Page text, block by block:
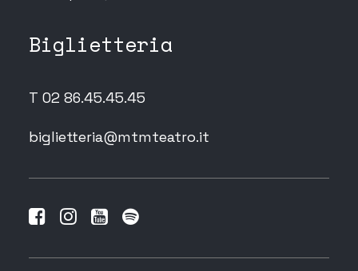
Biglietteria
T 02 86.45.45.45
biglietteria@mtmteatro.it